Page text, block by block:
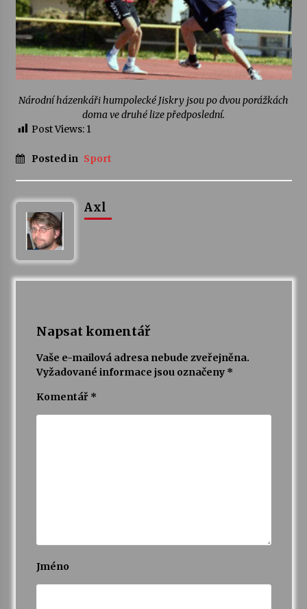
Varhanní recitál Michala Novenka v Klášteře
Želiv
3. 7. 2026
30. 6. 2026
Národní házenkáři humpolecké Jiskry jsou po dvou porážkách
doma ve druhé lize předposlední.
Post Views: 1
Posted in Sport
Axl
Napsat komentář
Vaše e-mailová adresa nebude zveřejněna.
Vyžadované informace jsou označeny *
Komentář *
Jméno